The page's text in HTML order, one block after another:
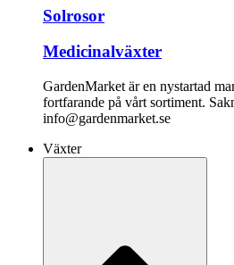
Solrosor
Medicinalväxter
GardenMarket är en nystartad
fortfarande på vårt sortiment.
info@gardenmarket.se
Växter